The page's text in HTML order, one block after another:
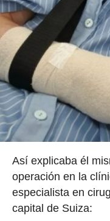
Así explicaba él
operación en la
especialista en
capital de Suiza: